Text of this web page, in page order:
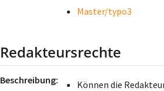
Master/typo3
Redakteursrechte
Beschreibung
Können die